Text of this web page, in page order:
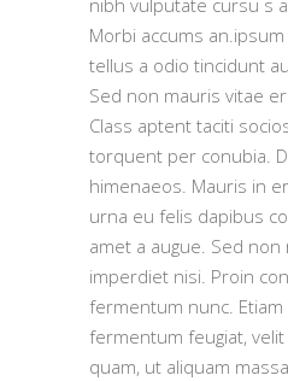
nibh vulputate cursu s
Morbi accums
tellus a odio tincidunt
Sed non mauris vitae
Class aptent taciti
torquent per conubia.
himenaeos. Mauris in
urna eu felis dapibus
amet a augue. Sed
imperdiet nisi. Proin
fermentum nunc.
fermentum feugiat,
quam, ut aliquam